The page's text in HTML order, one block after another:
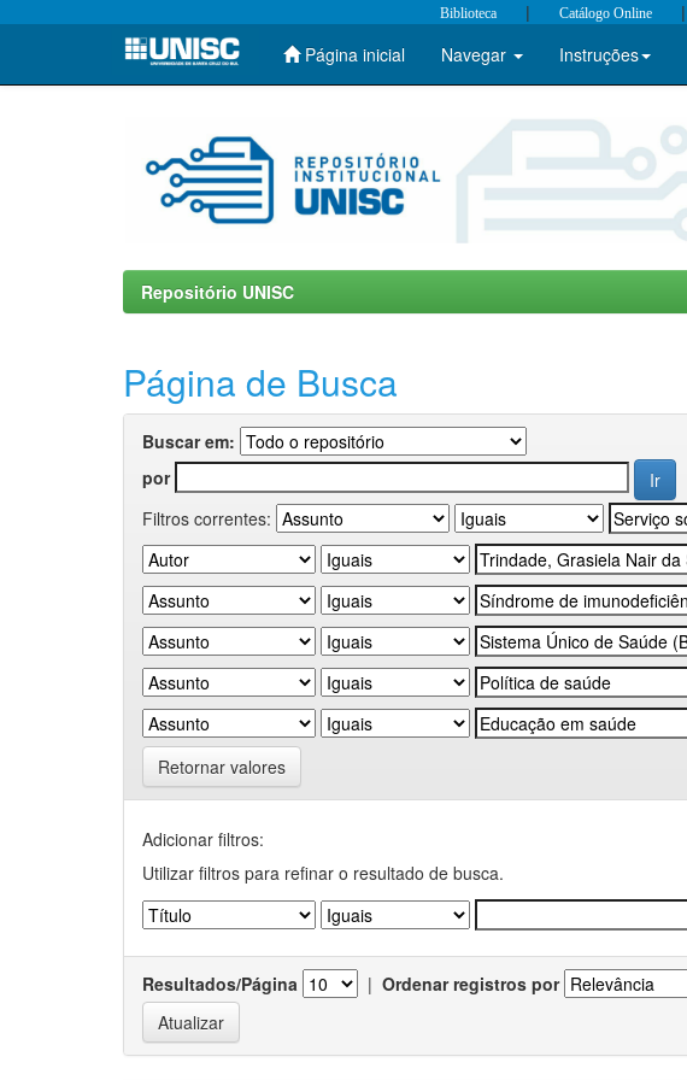
Skip
Biblioteca | Catálogo Online |
Página inicial Navegar Instruções
Repositório UNISC
Página de Busca
Buscar em:
por
Filtros correntes:
Retornar valores
Adicionar filtros:
Utilizar filtros para refinar o resultado de busca.
Resultados/Página | Ordenar registros por